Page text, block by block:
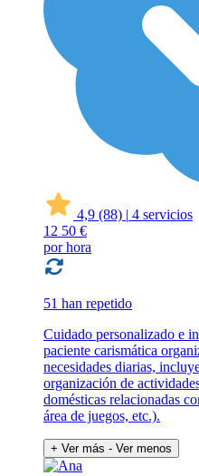
4,9 (88) | 4 servicios
12 50 €
por hora
51 han repetido
Cuidado personalizado e
paciente carismática
necesidades diarias,
organización de
domésticas relacionadas
área de juegos, etc.).
+ Ver más - Ver menos